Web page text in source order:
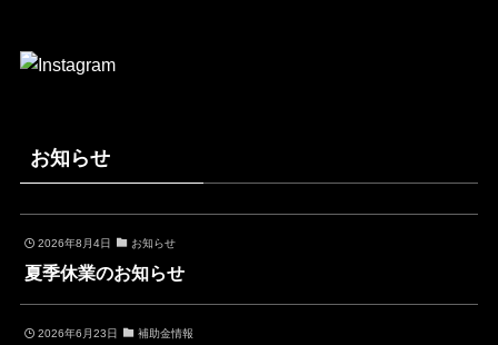
お知らせ
2026年8月4日 お知らせ
夏季休業のお知らせ
2026年6月23日 補助金情報